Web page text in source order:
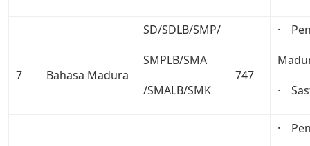
7 Bahasa Madura
SD/SDLB/SMP/
SMPLB/SMA
/SMALB/SMK
747
·
·
·